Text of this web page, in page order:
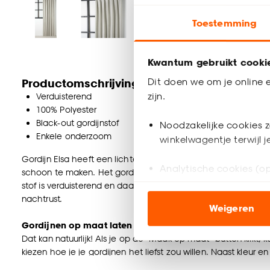
Toestemming
Kwantum gebruikt
Dit doen we om je online
zijn.
Noodzakelijke cookies
winkelwagentje terwijl
Analytische cookies
ook buiten de
Klik op ‘Ja, alles
noodzakelijke cookies te
Weigeren
Productomschrijving
Verduisterend
100% Polyester
Black-out gordijnstof
Enkele onderzoom
Gordijn Elsa heeft een lichte, koele beige kleur en is
schoon te maken. Het gordijn heeft een black-out stof aan
stof is verduisterend en daarom ideaal voor de slaapkamer,
nachtrust.
Gordijnen op maat laten maken?
Dat kan natuurlijk! Als je op de ‘Maak op maat’ button
kiezen hoe je je gordijnen het liefst zou willen. Naast kleur